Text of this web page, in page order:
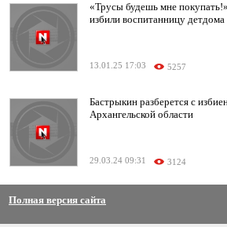
«Трусы будешь мне
избили воспитанницу детдома
13.01.25 17:03 5257
Бастрыкин разберется с
Архангельской области
29.03.24 09:31 3124
Полная версия сайта